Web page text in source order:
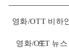
영화/OTT 비하
드
영화/OTT 뉴스